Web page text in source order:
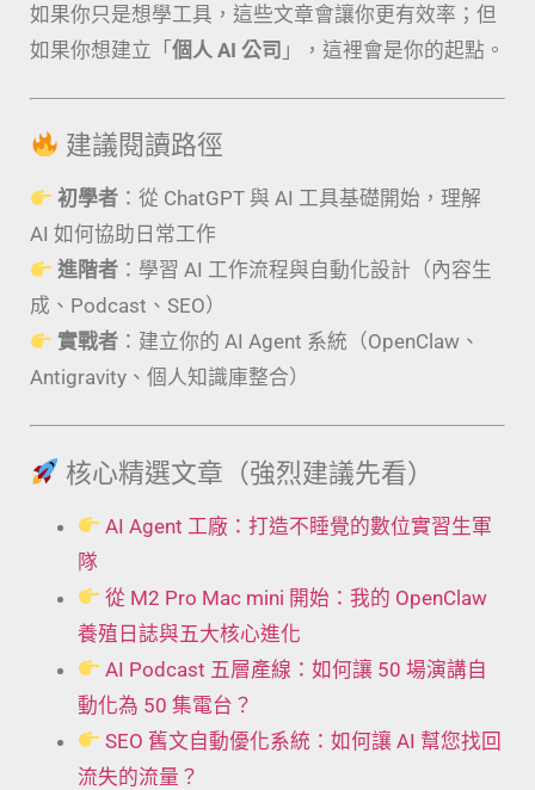
如果你只是想學工具，這些文章會讓你更有效率；但
如果你想建立「 個人 AI 公司 」，這裡會是你的起點。
建議閱讀路徑
初學者 ：從 ChatGPT 與 AI 工具基礎開始，理解
AI 如何協助日常工作
進階者 ：學習 AI 工作流程與自動化設計（內容生
成、Podcast、SEO）
實戰者 ：建立你的 AI Agent 系統（OpenClaw、
Antigravity、個人知識庫整合）
核心精選文章（強烈建議先看）
AI Agent 工廠：打造不睡覺的數位實習生軍
隊
從 M2 Pro Mac mini 開始：我的 OpenClaw
養殖日誌與五大核心進化
AI Podcast 五層產線：如何讓 50 場演講自
動化為 50 集電台？
SEO 舊文自動優化系統：如何讓 AI 幫您找回
流失的流量？